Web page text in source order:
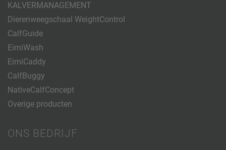
KALVERMANAGEMENT
Dierenweegschaal WeightControl
CalfGuide
EimiWash
EimiCaddy
CalfBuggy
NativeCalfConcept
Overige producten
ONS BEDRIJF